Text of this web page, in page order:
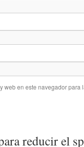
web en este navegador para
reducir el